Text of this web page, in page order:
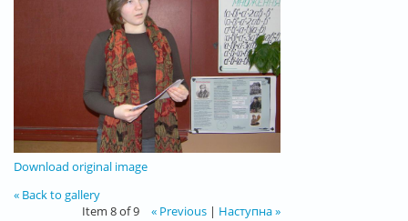
Download original image
« Back to gallery
Item 8 of 9
« Previous| Наступна »